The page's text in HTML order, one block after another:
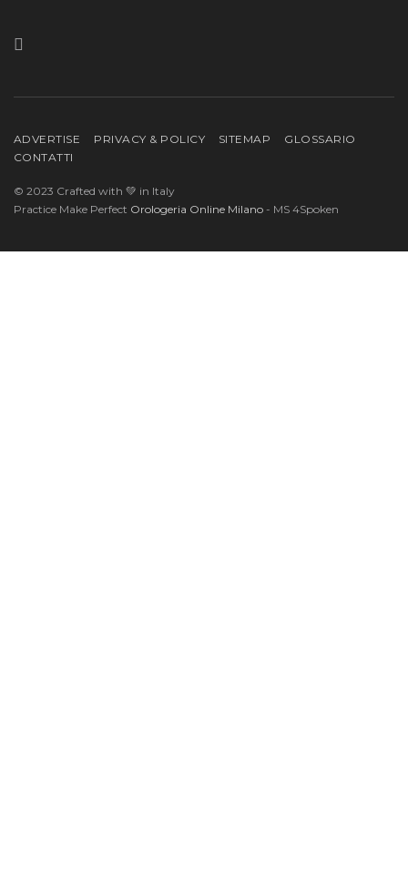
ADVERTISE PRIVACY & POLICY SITEMAP
GLOSSARIO
CONTATTI
© 2023 Crafted with 💚 in Italy
Practice Make Perfect Orologeria Online Milano - MS 4Spoken